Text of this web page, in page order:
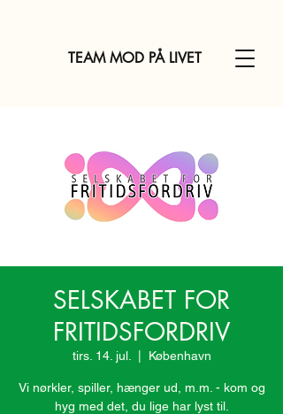
TEAM MOD PÅ LIVET
SELSKABET FOR
FRITIDSFORDRIV
tirs. 14. jul. København
Vi nørkler, spiller, hænger ud, m.m. - kom og
hyg med det, du lige har lyst til.